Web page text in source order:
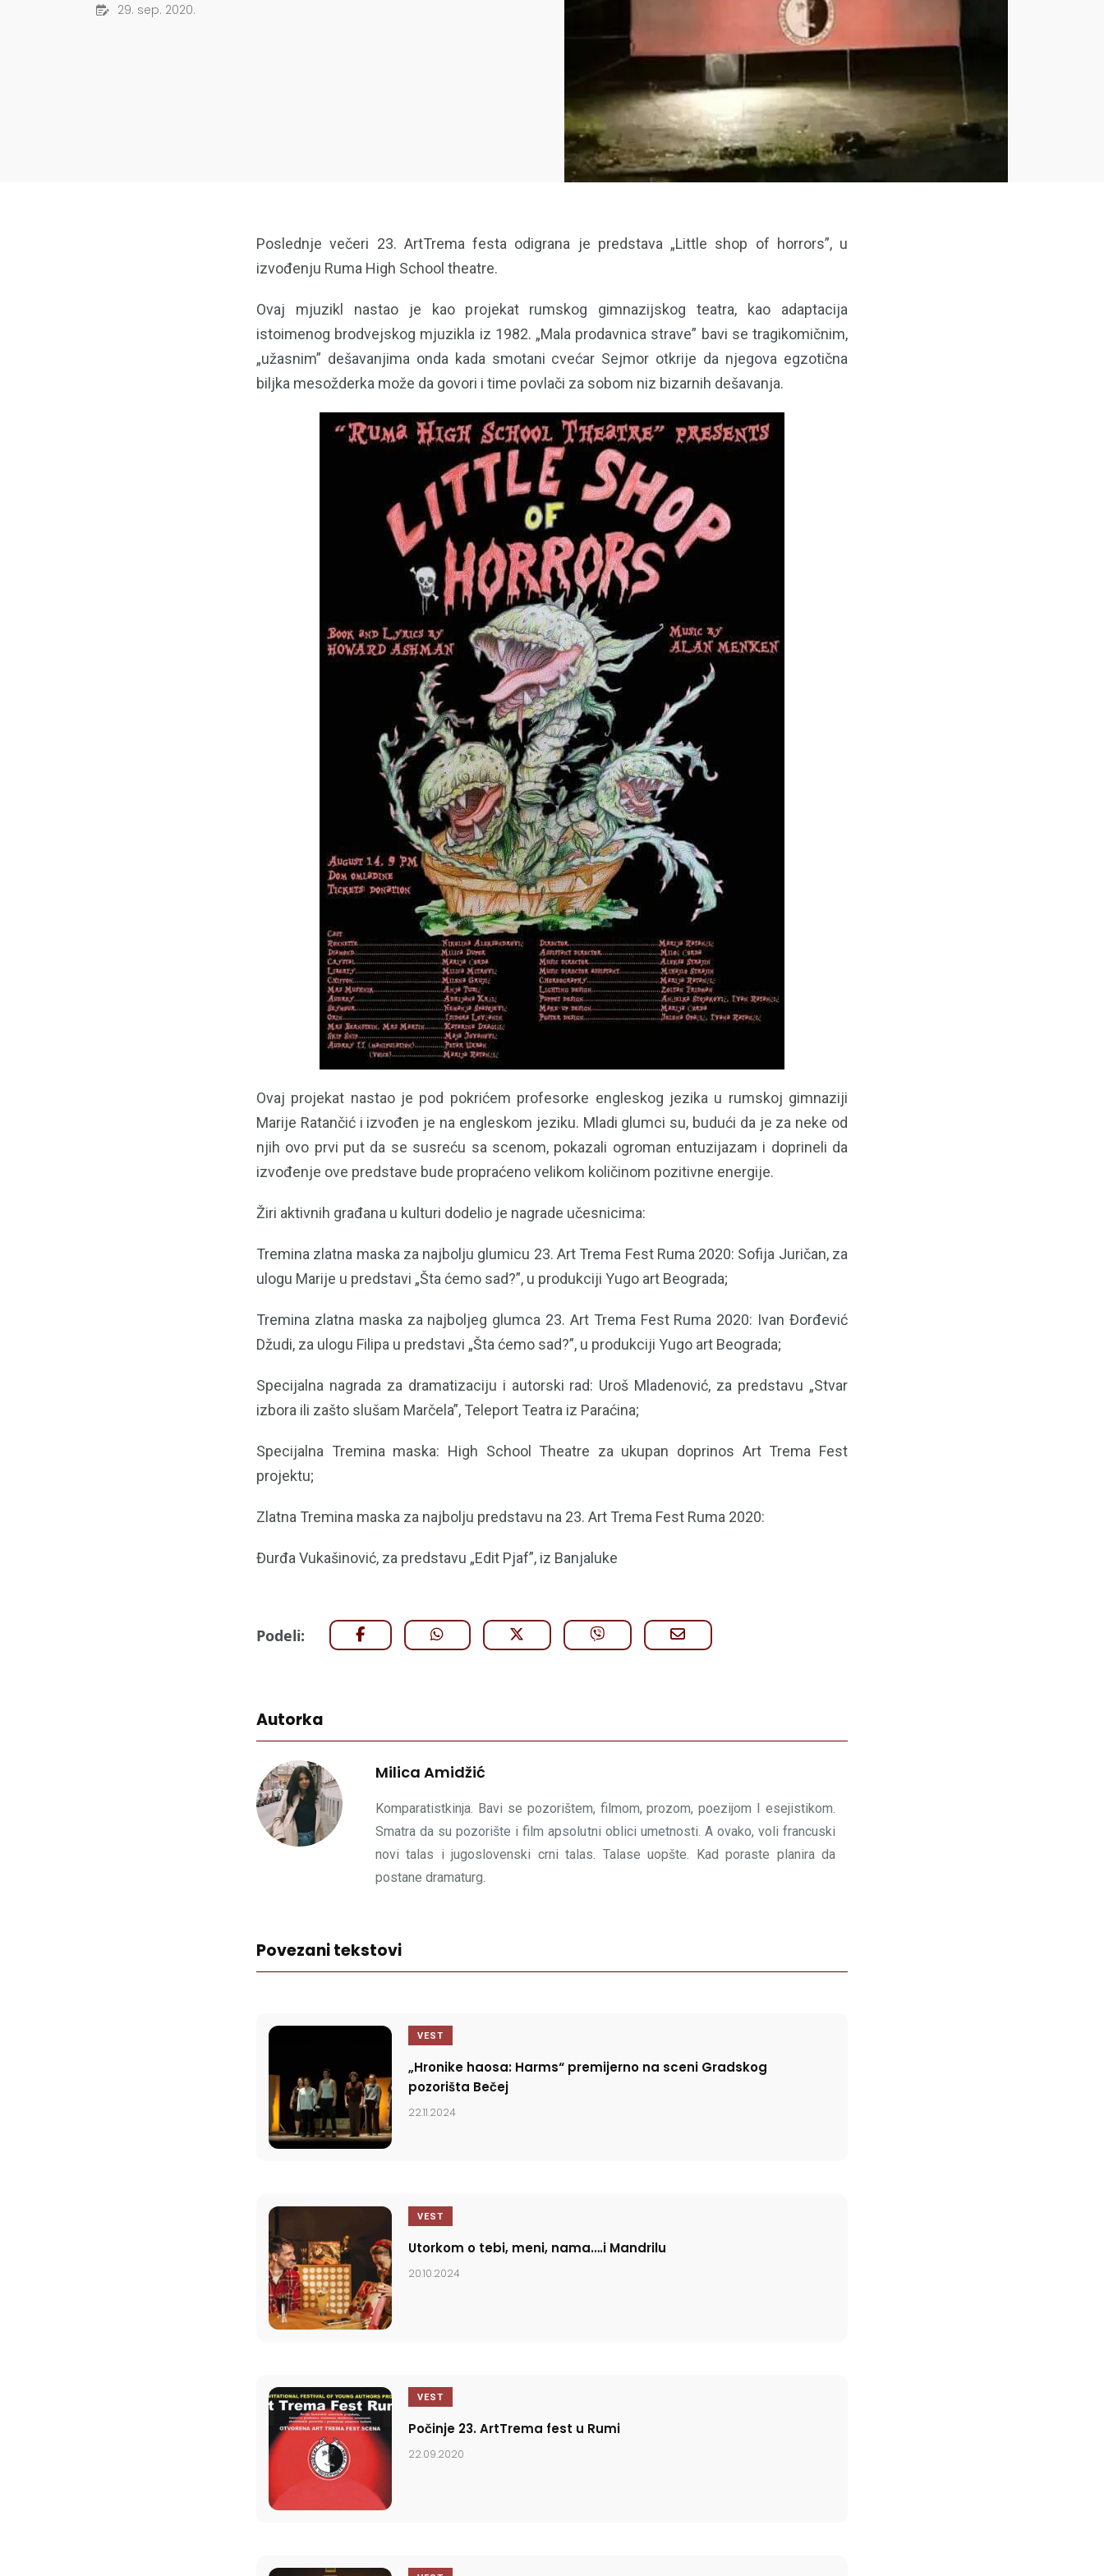
29. sep. 2020.
Poslednje večeri 23. ArtTrema festa odigrana je predstava „Little shop of horrors”, u
izvođenju Ruma High School theatre.
Ovaj mjuzikl nastao je kao projekat rumskog gimnazijskog teatra, kao adaptacija
istoimenog brodvejskog mjuzikla iz 1982. „Mala prodavnica strave” bavi se tragikomičnim,
„užasnim” dešavanjima onda kada smotani cvećar Sejmor otkrije da njegova egzotična
biljka mesožderka može da govori i time povlači za sobom niz bizarnih dešavanja.
Ovaj projekat nastao je pod pokrićem profesorke engleskog jezika u rumskoj gimnaziji
Marije Ratančić i izvođen je na engleskom jeziku. Mladi glumci su, budući da je za neke od
njih ovo prvi put da se susreću sa scenom, pokazali ogroman entuzijazam i doprineli da
izvođenje ove predstave bude propraćeno velikom količinom pozitivne energije.
Žiri aktivnih građana u kulturi dodelio je nagrade učesnicima:
Tremina zlatna maska za najbolju glumicu 23. Art Trema Fest Ruma 2020: Sofija Juričan, za
ulogu Marije u predstavi „Šta ćemo sad?”, u produkciji Yugo art Beograda;
Tremina zlatna maska za najboljeg glumca 23. Art Trema Fest Ruma 2020: Ivan Đorđević
Džudi, za ulogu Filipa u predstavi „Šta ćemo sad?”, u produkciji Yugo art Beograda;
Specijalna nagrada za dramatizaciju i autorski rad: Uroš Mladenović, za predstavu „Stvar
izbora ili zašto slušam Marčela”, Teleport Teatra iz Paraćina;
Specijalna Tremina maska: High School Theatre za ukupan doprinos Art Trema Fest
projektu;
Zlatna Tremina maska za najbolju predstavu na 23. Art Trema Fest Ruma 2020:
Đurđa Vukašinović, za predstavu „Edit Pjaf”, iz Banjaluke
Podeli:
Autorka
Milica Amidžić
Komparatistkinja. Bavi se pozorištem, filmom, prozom, poezijom I esejistikom.
Smatra da su pozorište i film apsolutni oblici umetnosti. A ovako, voli francuski
novi talas i jugoslovenski crni talas. Talase uopšte. Kad poraste planira da
postane dramaturg.
Povezani tekstovi
VEST
„Hronike haosa: Harms“ premijerno na sceni Gradskog
pozorišta Bečej
22.11.2024
VEST
Utorkom o tebi, meni, nama….i Mandrilu
20.10.2024
VEST
Počinje 23. ArtTrema fest u Rumi
22.09.2020